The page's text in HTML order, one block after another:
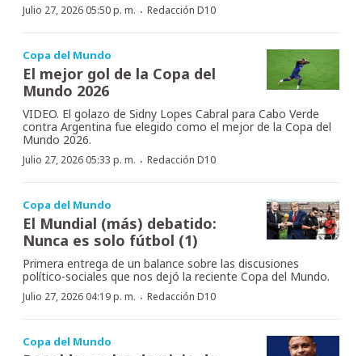
Julio 27, 2026 05:50 p. m. · Redacción D10
Copa del Mundo
El mejor gol de la Copa del
Mundo 2026
VIDEO. El golazo de Sidny Lopes Cabral para Cabo Verde
contra Argentina fue elegido como el mejor de la Copa del
Mundo 2026.
Julio 27, 2026 05:33 p. m. · Redacción D10
Copa del Mundo
El Mundial (más) debatido:
Nunca es solo fútbol (1)
Primera entrega de un balance sobre las discusiones
político-sociales que nos dejó la reciente Copa del Mundo.
Julio 27, 2026 04:19 p. m. · Redacción D10
Copa del Mundo